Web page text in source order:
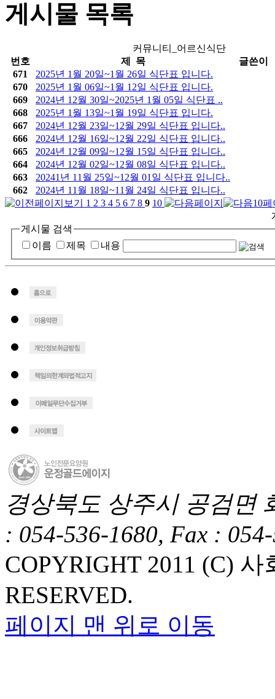
게시물 목록
커뮤니티_어르신식단
번호
제 목
글쓴이
671
2025년 1월 20일~1월 26일 식단표 입니다.
670
2025년 1월 06일~1월 12일 식단표 입니다.
669
2024년 12월 30일~2025년 1월 05일 식단표 ..
668
2025년 1월 13일~1월 19일 식단표 입니다.
667
2024년 12월 23일~12월 29일 식단표 입니다..
666
2024년 12월 16일~12월 22일 식단표 입니다..
665
2024년 12월 09일~12월 15일 식단표 입니다..
664
2024년 12월 02일~12월 08일 식단표 입니다..
663
20241년 11월 25일~12월 01일 식단표 입니다..
662
2024년 11월 18일~11월 24일 식단표 입니다..
1 2 3 4 5 6 7 8 9 10
게시물 검색
이름
제목 내용
경상북도 상주시 공검면
: 054-536-1680, Fax :
COPYRIGHT 2011 (C)
RESERVED.
페이지 맨 위로 이동